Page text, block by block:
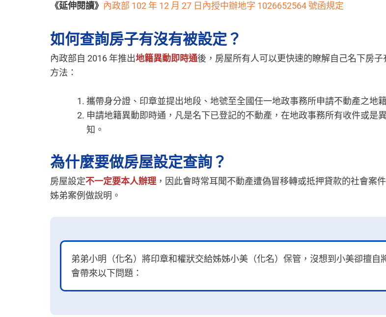
《延伸閱讀》 內政部 102 年 12 月 27 日內授中辦地字 1026652564 號函規定
如何查詢房子有沒有被設定？
內政部自 2016 年推出地籍異動即時通後，房屋所有人可以更快速的瞭解自己名下房
方法：
攜帶身分證、印章並提出地段、地號至全國任一地政事務所申請不動產之地
申請地籍異動即時通，凡是名下已登記的不動產，在地政事務所有收件或是
知。
為什麼要做房屋設定查詢？
房屋設定不一定要本人辦理 ，因此會時常耳聞不動產遭偽冒移轉或抵押貸款的社會案
姊弟案例做說明。
弟弟小明（化名）將印章和權狀交給姊姊小美（化名）保管，沒想到小美卻擅自
會帶來以下問題：